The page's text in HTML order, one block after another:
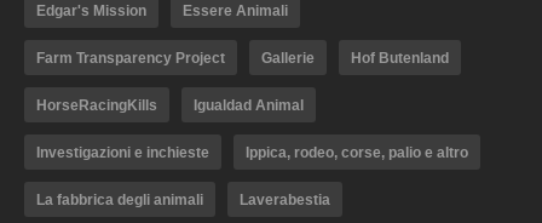
Edgar's Mission Essere Animali
Farm Transparency Project Gallerie Hof Butenland
HorseRacingKills Igualdad Animal
Investigazioni e inchieste Ippica, rodeo, corse, palio e altro
La fabbrica degli animali Laverabestia